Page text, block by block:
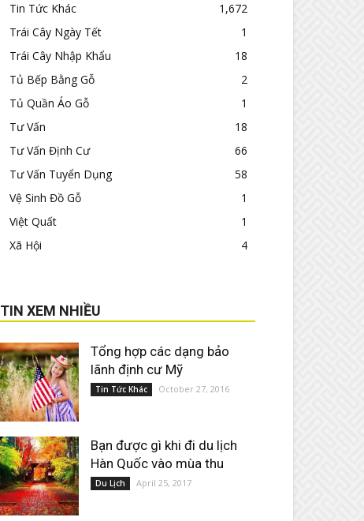
Tin Tức Khác
1,672
Trái Cây Ngày Tết
1
Trái Cây Nhập Khẩu
18
Tủ Bếp Bằng Gỗ
2
Tủ Quần Áo Gỗ
1
Tư Vấn
18
Tư Vấn Định Cư
66
Tư Vấn Tuyển Dụng
58
Vệ Sinh Đồ Gỗ
1
Việt Quất
1
Xã Hội
4
TIN XEM NHIỀU
Tổng hợp các dạng bảo
lãnh định cư Mỹ
Tin Tức Khác October 27, 2016
Bạn được gì khi đi du lịch
Hàn Quốc vào mùa thu
Du Lịch April 25, 2017